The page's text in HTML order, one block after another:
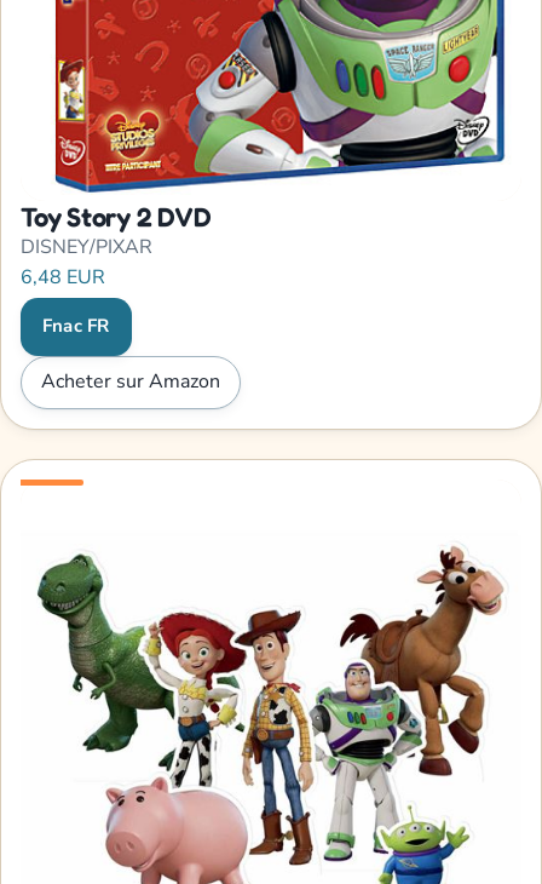
Toy Story 2 DVD
DISNEY/PIXAR
6,48 EUR
Fnac FR
Acheter sur Amazon